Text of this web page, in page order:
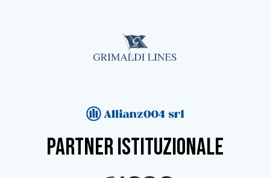
partner istituzionale